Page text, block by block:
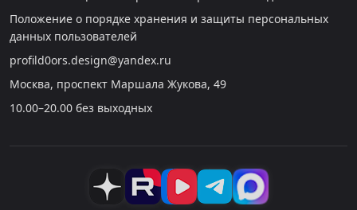
Положение о порядке хранения и защиты персональных
данных пользователей
profild0ors.design@yandex.ru
Москва, проспект Маршала Жукова, 49
10.00–20.00 без выходных